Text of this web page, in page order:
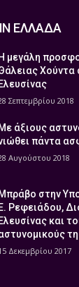
ΕΛΛΑΔΑ
Η μεγάλη
Χούντα
Ελευσίνας
Σεπτεμβρίου 2018
Με άξιους
πάντα
Αυγούστου 2018
Μπράβο στην
Ε. Ρεφειάδου,
Ελευσίνας και
Δεκεμβρίου 2017